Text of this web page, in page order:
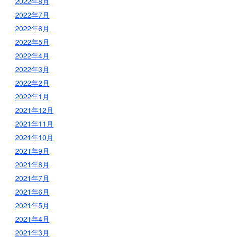
2022年7月
2022年6月
2022年5月
2022年4月
2022年3月
2022年2月
2022年1月
2021年12月
2021年11月
2021年10月
2021年9月
2021年8月
2021年7月
2021年6月
2021年5月
2021年4月
2021年3月